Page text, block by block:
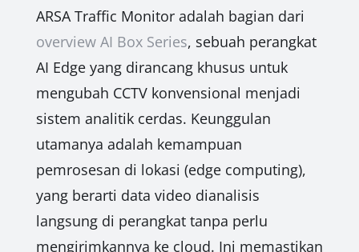
ARSA Traffic Monitor adalah bagian dari
overview AI Box Series, sebuah perangkat
AI Edge yang dirancang khusus untuk
mengubah CCTV konvensional menjadi
sistem analitik cerdas. Keunggulan
utamanya adalah kemampuan
pemrosesan di lokasi (edge computing),
yang berarti data video dianalisis
langsung di perangkat tanpa perlu
mengirimkannya ke cloud. Ini memastikan